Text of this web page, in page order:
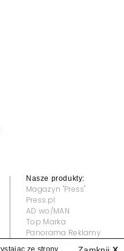
Nasze produkty:
Magazyn "Press"
Press.pl
AD wo/MAN
Top Marka
Panorama Reklamy
ze strony